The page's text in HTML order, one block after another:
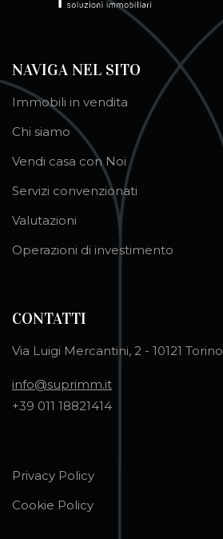
NAVIGA NEL SITO
Immobili in vendita
Chi siamo
Vendi casa con Noi
Servizi convenzionati
Valutazioni
Operazioni di investimento
CONTATTI
Via Luigi Mercantini, 2 - 10121 Torino
info@suprimm.it
+39 011 18821414
Privacy Policy
Cookie Policy